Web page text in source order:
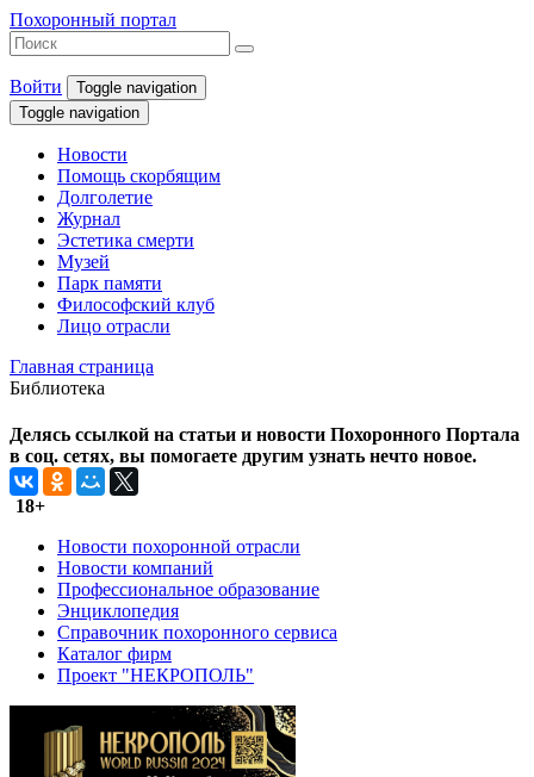
Похоронный портал
Войти
Toggle navigation
Toggle navigation
Новости
Помощь скорбящим
Долголетие
Журнал
Эстетика смерти
Музей
Парк памяти
Философский клуб
Лицо отрасли
Главная страница
Библиотека
Делясь ссылкой на статьи и новости Похоронного Портала
в соц. сетях, вы помогаете другим узнать нечто новое.
18+
Новости похоронной отрасли
Новости компаний
Профессиональное образование
Энциклопедия
Справочник похоронного сервиса
Каталог фирм
Проект "НЕКРОПОЛЬ"